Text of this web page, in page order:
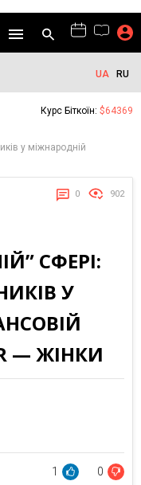
UA RU
Курс Біткоїн: $64369
у міжнародній
0 902
СФЕРІ:
У
— ЖІНКИ
1 0